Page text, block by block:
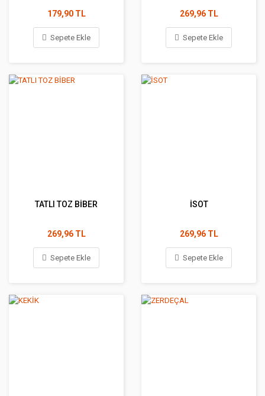
179,90 TL
Sepete Ekle
269,96 TL
Sepete Ekle
TATLI TOZ BİBER
269,96 TL
Sepete Ekle
İSOT
269,96 TL
Sepete Ekle